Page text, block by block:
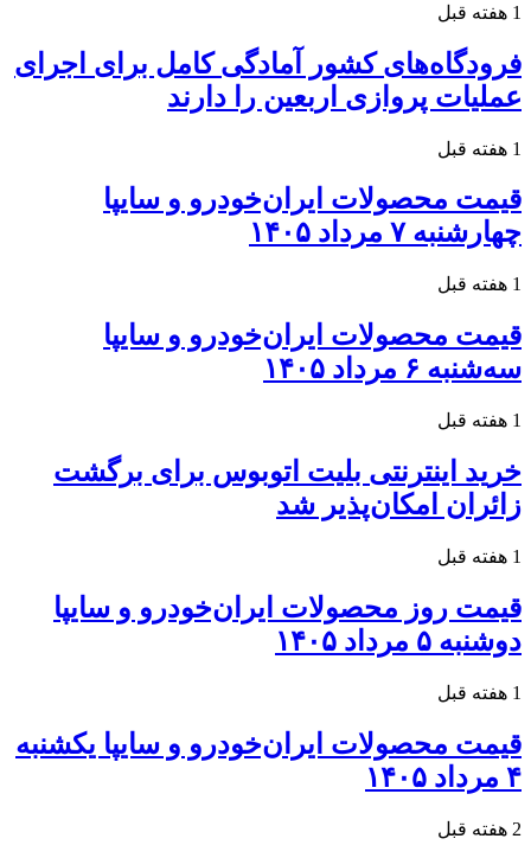
1 هفته قبل
فرودگاه‌های کشور آمادگی کامل برای اجرای
عملیات پروازی اربعین را دارند
1 هفته قبل
قیمت محصولات ایران‌خودرو و سایپا
چهارشنبه ۷ مرداد ۱۴۰۵
1 هفته قبل
قیمت محصولات ایران‌خودرو و سایپا
سه‌شنبه ۶ مرداد ۱۴۰۵
1 هفته قبل
خرید اینترنتی بلیت اتوبوس برای برگشت
زائران امکان‌پذیر شد
1 هفته قبل
قیمت روز محصولات ایران‌خودرو و سایپا
دوشنبه ۵ مرداد ۱۴۰۵
1 هفته قبل
قیمت محصولات ایران‌خودرو و سایپا یکشنبه
۴ مرداد ۱۴۰۵
2 هفته قبل